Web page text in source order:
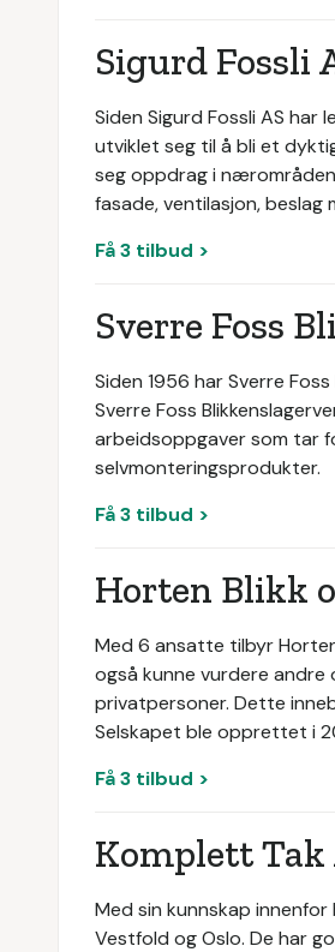
Sigurd Fossli
Siden Sigurd Fossli AS
utviklet seg til å bli et
seg oppdrag i
fasade, ventilasjon, beslag
Få 3 tilbud >
Sverre Foss
Siden 1956 har Sverre
Sverre Foss
arbeidsoppgaver som tar
selvmonteringsprodukter.
Få 3 tilbud >
Horten Blikk
Med 6 ansatte tilbyr
også kunne vurdere andre
privatpersoner. Dette
Selskapet ble opprettet i
Få 3 tilbud >
Komplett Tak
Med sin kunnskap
Vestfold og Oslo. De har